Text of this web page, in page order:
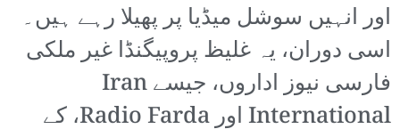
اور انہیں سوشل میڈیا پر پھیلا رہے ہیں۔
اسی دوران، یہ غلیظ پروپیگنڈا غیر ملکی
فارسی نیوز اداروں، جیسے Iran
International اور Radio Farda، کے